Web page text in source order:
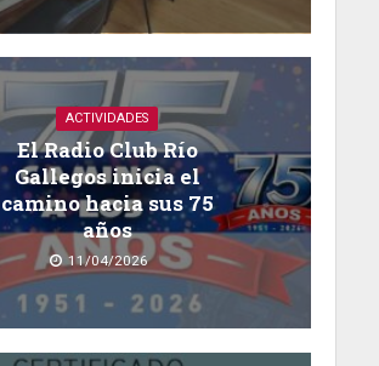
ACTIVIDADES
El Radio Club Río
Gallegos inicia el
camino hacia sus 75
años
11/04/2026